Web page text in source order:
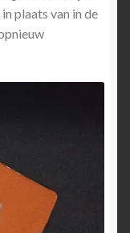
plaats van in de